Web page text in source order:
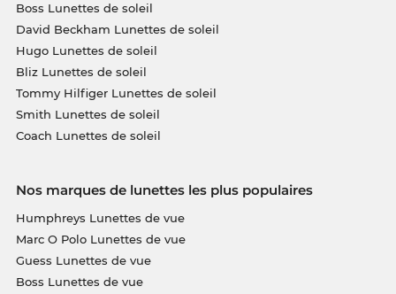
Boss Lunettes de soleil
David Beckham Lunettes de soleil
Hugo Lunettes de soleil
Bliz Lunettes de soleil
Tommy Hilfiger Lunettes de soleil
Smith Lunettes de soleil
Coach Lunettes de soleil
Nos marques de lunettes les plus populaires
Humphreys Lunettes de vue
Marc O Polo Lunettes de vue
Guess Lunettes de vue
Boss Lunettes de vue